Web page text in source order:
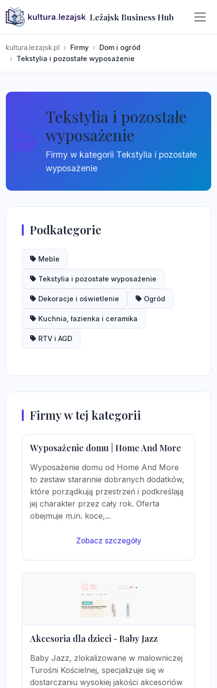
Leżajsk Business Hub
kultura.lezajsk.pl Firmy
Dom i ogród
Tekstylia i pozostałe wyposażenie
Tekstylia i pozostałe
wyposażenie
Firmy w kategorii Tekstylia i pozostałe
wyposażenie
Podkategorie
Meble
Tekstylia i pozostałe wyposażenie
Dekoracje i oświetlenie Ogród
Kuchnia, łazienka i ceramika
RTV i AGD
Firmy w tej kategorii
Wyposażenie domu | Home And More
Wyposażenie domu od Home And More
to zestaw starannie dobranych dodatków,
które porządkują przestrzeń i podkreślają
jej charakter przez cały rok. Oferta
obejmuje m.in. koce,...
Zobacz szczegóły
Akcesoria dla dzieci - Baby Jazz
Baby Jazz, zlokalizowane w malowniczej
Turośni Kościelnej, specjalizuje się w
dostarczaniu wysokiej jakości akcesoriów